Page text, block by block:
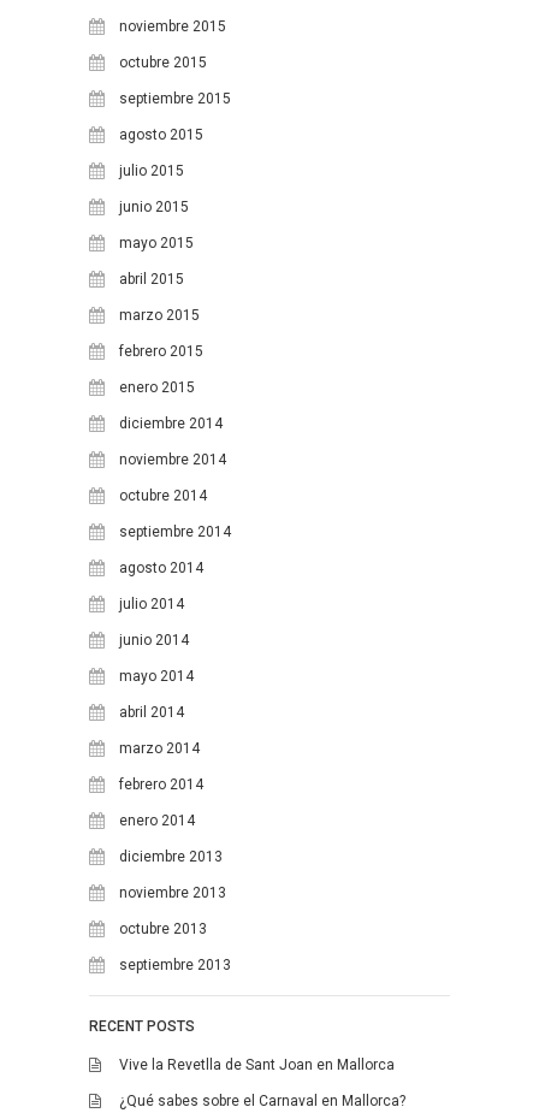
noviembre 2015
octubre 2015
septiembre 2015
agosto 2015
julio 2015
junio 2015
mayo 2015
abril 2015
marzo 2015
febrero 2015
enero 2015
diciembre 2014
noviembre 2014
octubre 2014
septiembre 2014
agosto 2014
julio 2014
junio 2014
mayo 2014
abril 2014
marzo 2014
febrero 2014
enero 2014
diciembre 2013
noviembre 2013
octubre 2013
septiembre 2013
RECENT POSTS
Vive la Revetlla de Sant Joan en Mallorca
¿Qué sabes sobre el Carnaval en Mallorca?